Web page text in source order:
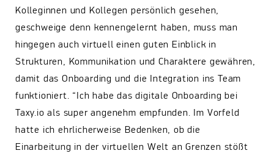
Kolleginnen und Kollegen persönlich gesehen,
geschweige denn kennengelernt haben, muss man
hingegen auch virtuell einen guten Einblick in
Strukturen, Kommunikation und Charaktere gewähren,
damit das Onboarding und die Integration ins Team
funktioniert. “Ich habe das digitale Onboarding bei
Taxy.io als super angenehm empfunden. Im Vorfeld
hatte ich ehrlicherweise Bedenken, ob die
Einarbeitung in der virtuellen Welt an Grenzen stößt